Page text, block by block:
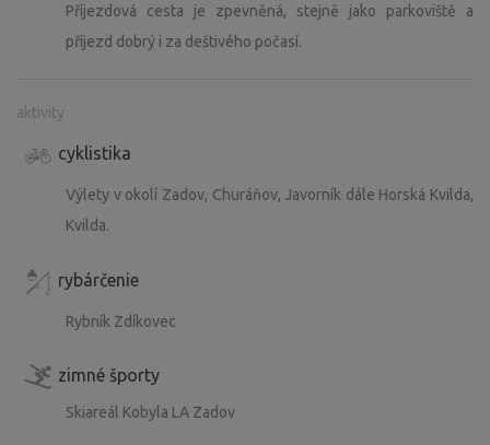
Příjezdová cesta je zpevněná, stejně jako parkoviště a
příjezd dobrý i za deštivého počasí.
aktivity
cyklistika
Výlety v okolí Zadov, Churáňov, Javorník dále Horská Kvilda,
Kvilda.
rybárčenie
Rybník Zdíkovec
zimné športy
Skiareál Kobyla LA Zadov